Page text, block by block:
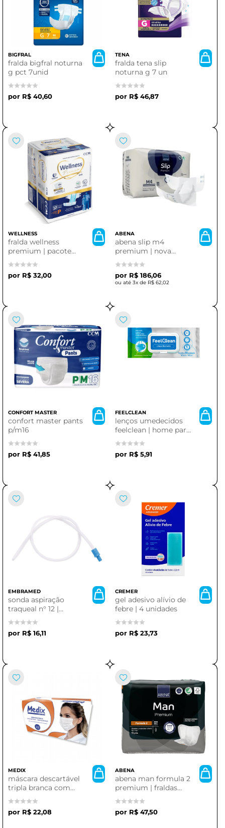
BIGFRAL
fralda bigfral noturna
g pct 7unid
R$ 40,60
TENA
fralda tena slip
noturna g 7 un
R$ 46,87
WELLNESS
fralda wellness
premium | pacote
com 10 unidades
R$ 32,00
ABENA
abena slip m4
premium | nova
embalagem
R$ 186,06
3x de R$ 62,02
CONFORT MASTER
confort master pants
p/m16
R$ 41,85
FEELCLEAN
lenços umedecidos
feelclean | home para
banheiro - 30
unidades
R$ 5,91
EMBRAMED
sonda aspiração
traqueal n° 12 |
acessório essencial
para saúde
R$ 16,11
CREMER
gel adesivo alívio de
febre | 4 unidades
R$ 23,73
MEDIX
máscara descartável
tripla branca com
elástico | caixa com
50 unidades (medix)
R$ 22,08
ABENA
abena man formula 2
premium | fraldas
adulto absorventes
R$ 47,50